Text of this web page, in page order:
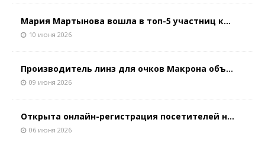
Мария Мартынова вошла в топ-5 участниц к...
10 июня 2026
Производитель линз для очков Макрона объ...
09 июня 2026
Открыта онлайн-регистрация посетителей н...
06 июня 2026